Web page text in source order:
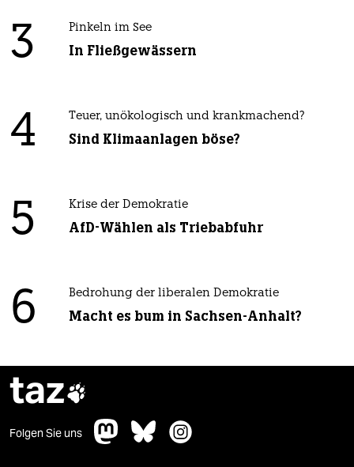
3 Pinkeln im See
In Fließgewässern
4 Teuer, unökologisch und krankmachend?
Sind Klimaanlagen böse?
5 Krise der Demokratie
AfD-Wählen als Triebabfuhr
6 Bedrohung der liberalen Demokratie
Macht es bum in Sachsen-Anhalt?
taz
Folgen Sie uns